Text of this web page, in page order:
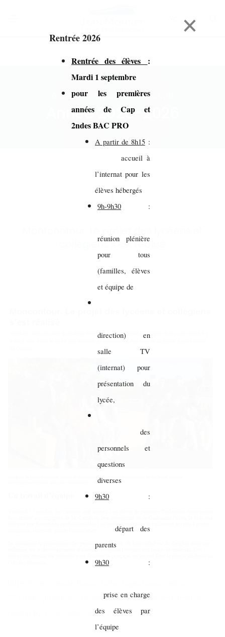
×
Rentrée 2026
Rentrée des élèves :
Mardi 1 septembre
pour les premières
années de Cap et
2ndes BAC PRO
A partir de 8h15:
accueil à
l’internat pour les
élèves hébergés
9h-9h30 :
réunion plénière
pour tous
(familles, élèves
et équipe de
direction) en
salle TV
(internat) pour
présentation du
lycée,
des
personnels et
questions
diverses
9h30 :
départ des
parents
9h30 :
prise en charge
des élèves par
l’équipe
Accueil > Année 2025-2026
Année 2025-2026
collégiens s'est réalisé
22510/le-projet-des-lyceens-et-collegiens-sest-realise-
6aa84cb2-c39c-4d9a-9a0e-708d355fff43